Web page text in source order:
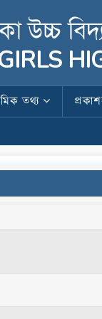
উচ্চ
তথ্য